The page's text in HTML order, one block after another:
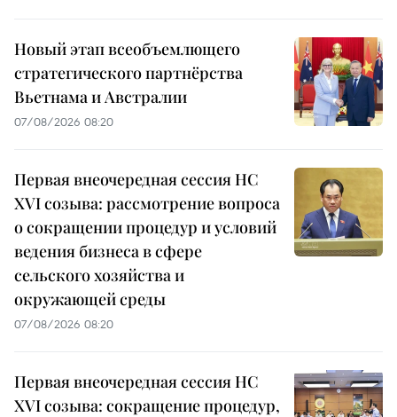
Новый этап всеобъемлющего
стратегического партнёрства
Вьетнама и Австралии
07/08/2026 08:20
Первая внеочередная сессия НС
XVI созыва: рассмотрение вопроса
о сокращении процедур и условий
ведения бизнеса в сфере
сельского хозяйства и
окружающей среды
07/08/2026 08:20
Первая внеочередная сессия НС
XVI созыва: сокращение процедур,